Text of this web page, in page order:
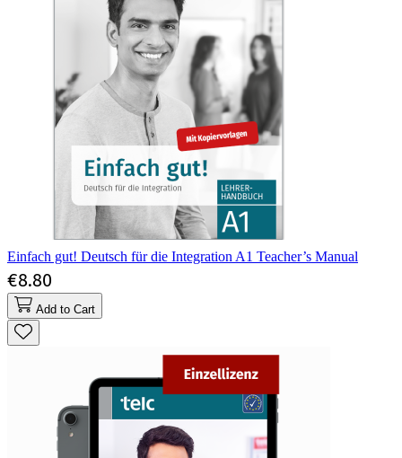
Einfach gut! Deutsch für die Integration A1 Teacher’s Manual
€8.80
Add to Cart